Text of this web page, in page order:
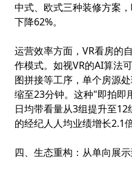
中式、欧式三种装修方案
下降62%。
运营效率方面，VR看房的
作模式。如视VR的AI算法
图拼接等工序，单个房源
缩至23分钟。这种"即拍即
日均带看量从3组提升至
的经纪人人均业绩增长2.1倍
四、生态重构：从单向展